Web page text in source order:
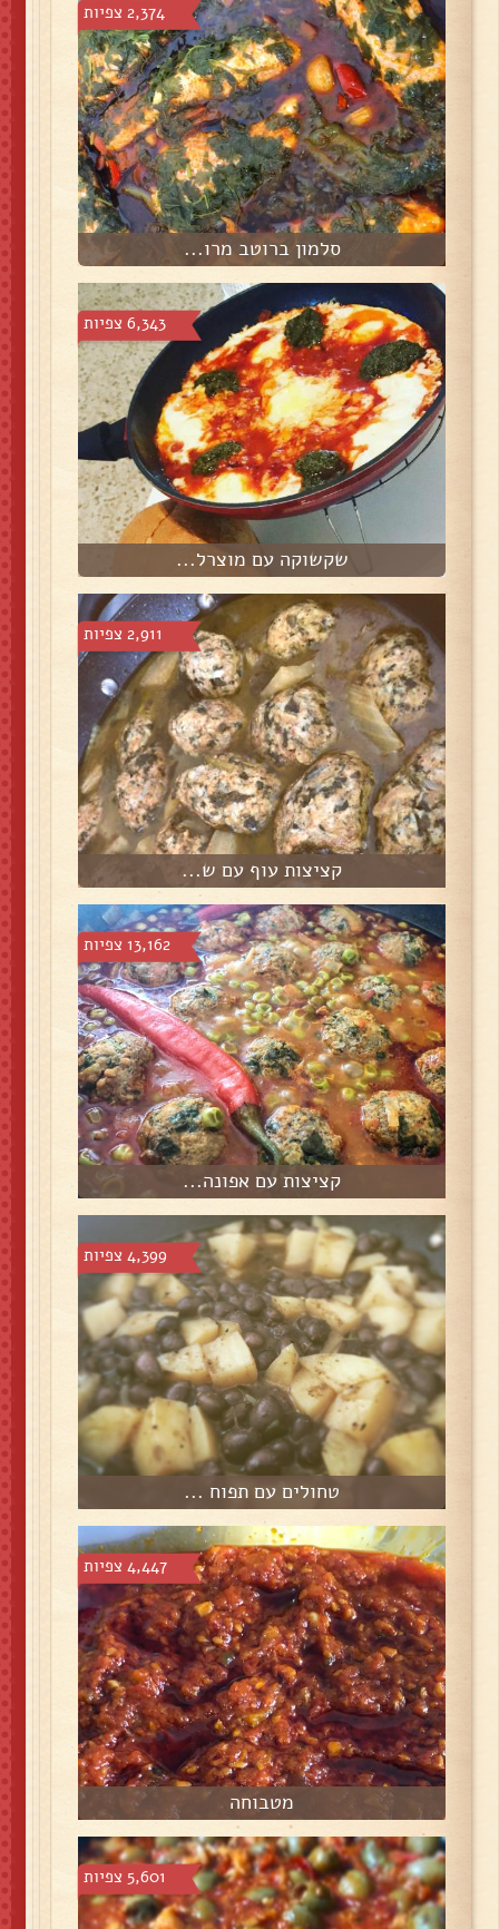
2,374 צפיות
סלמון ברוטב מרו...
6,343 צפיות
שקשוקה עם מוצרל...
2,911 צפיות
קציצות עוף עם ש...
13,162 צפיות
קציצות עם אפונה...
4,399 צפיות
טחולים עם תפוח ...
4,447 צפיות
מטבוחה
5,601 צפיות